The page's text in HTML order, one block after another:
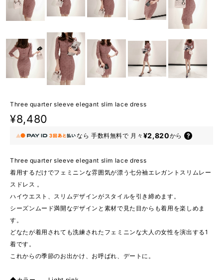
Three quarter sleeve elegant slim lace dress
¥8,480
なら 手数料無料で 月々 ¥2,820から
Three quarter sleeve elegant slim lace dress
着用するだけでフェミニンな雰囲気が漂う七分袖エレガントスリムレー
スドレス 。
ハイウエスト、スリムデザインがスタイルを引き締めます。
シーズンムード満開なデザインと素材で見た目からも着用を楽しめま
す。
どなたが着用されても洗練されたフェミニンな大人の女性を演出する1
着です。
これからの季節のお出かけ、お呼ばれ、デートに。